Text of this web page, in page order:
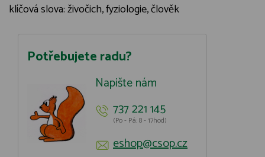
klíčová slova: živočich, fyziologie, člověk
Potřebujete radu?
Napište nám
737 221 145
(Po - Pá: 8 - 17hod)
eshop@csop.cz